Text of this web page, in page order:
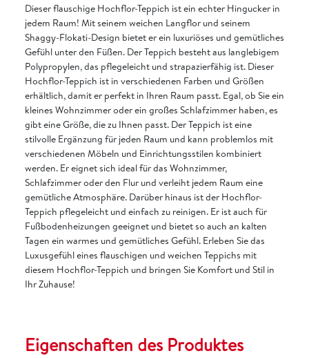
Dieser flauschige Hochflor-Teppich ist ein echter Hingucker in
jedem Raum! Mit seinem weichen Langflor und seinem
Shaggy-Flokati-Design bietet er ein luxuriöses und gemütliches
Gefühl unter den Füßen. Der Teppich besteht aus langlebigem
Polypropylen, das pflegeleicht und strapazierfähig ist. Dieser
Hochflor-Teppich ist in verschiedenen Farben und Größen
erhältlich, damit er perfekt in Ihren Raum passt. Egal, ob Sie ein
kleines Wohnzimmer oder ein großes Schlafzimmer haben, es
gibt eine Größe, die zu Ihnen passt. Der Teppich ist eine
stilvolle Ergänzung für jeden Raum und kann problemlos mit
verschiedenen Möbeln und Einrichtungsstilen kombiniert
werden. Er eignet sich ideal für das Wohnzimmer,
Schlafzimmer oder den Flur und verleiht jedem Raum eine
gemütliche Atmosphäre. Darüber hinaus ist der Hochflor-
Teppich pflegeleicht und einfach zu reinigen. Er ist auch für
Fußbodenheizungen geeignet und bietet so auch an kalten
Tagen ein warmes und gemütliches Gefühl. Erleben Sie das
Luxusgefühl eines flauschigen und weichen Teppichs mit
diesem Hochflor-Teppich und bringen Sie Komfort und Stil in
Ihr Zuhause!
Eigenschaften des Produktes